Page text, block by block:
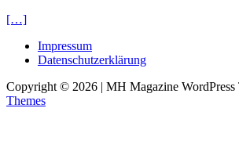
[…]
Impressum
Datenschutzerklärung
Copyright © 2026 | MH Magazine WordPress
Themes